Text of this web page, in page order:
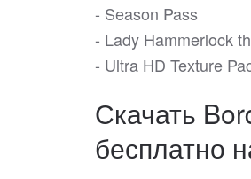
- Season Pass
- Lady Hammerlock
- Ultra HD Texture
Скачать
бесплатно